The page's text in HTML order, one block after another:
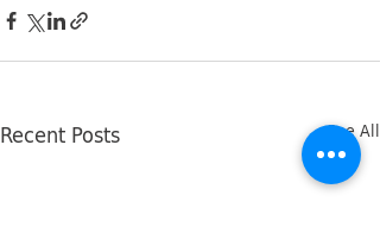
Recent Posts See All